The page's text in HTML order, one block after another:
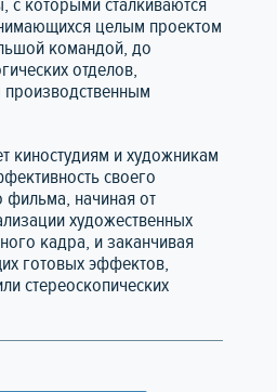
с которыми сталкиваются
целым проектом
командой, до
отделов,
киностудиям и художникам
своего
фильма, начиная от
художественных
кадра, и заканчивая
готовых эффектов,
стереоскопических